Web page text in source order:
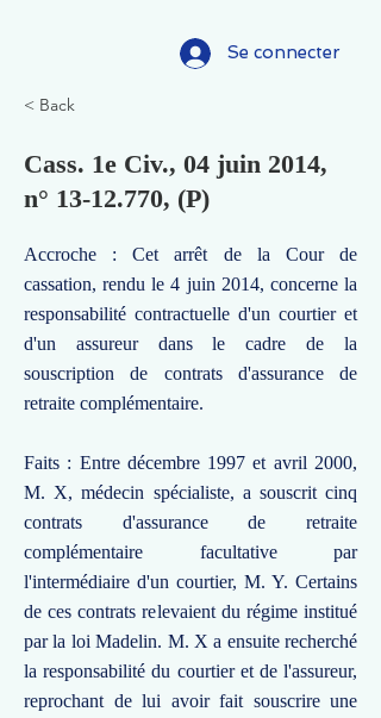
Se connecter
< Back
Cass. 1e Civ., 04 juin 2014,
n° 13-12.770, (P)
Accroche : Cet arrêt de la Cour de
cassation, rendu le 4 juin 2014, concerne la
responsabilité contractuelle d'un courtier et
d'un assureur dans le cadre de la
souscription de contrats d'assurance de
retraite complémentaire.
Faits : Entre décembre 1997 et avril 2000,
M. X, médecin spécialiste, a souscrit cinq
contrats d'assurance de retraite
complémentaire facultative par
l'intermédiaire d'un courtier, M. Y. Certains
de ces contrats relevaient du régime institué
par la loi Madelin. M. X a ensuite recherché
la responsabilité du courtier et de l'assureur,
reprochant de lui avoir fait souscrire une